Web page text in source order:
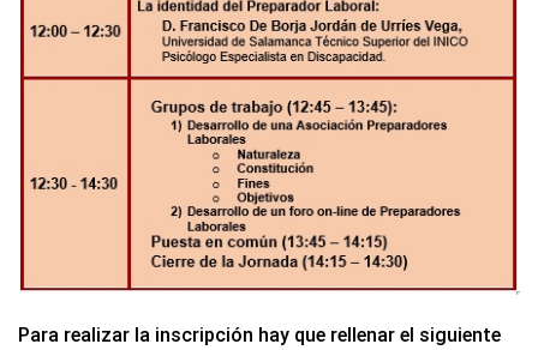
Para realizar la inscripción hay que rellenar el siguiente